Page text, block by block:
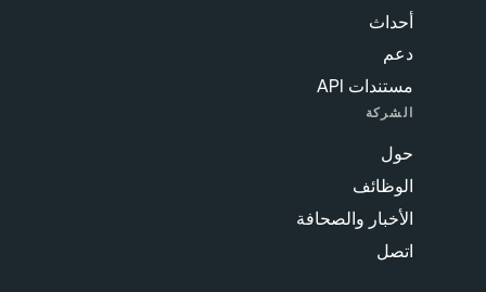
أحداث
مستندات API
الشركة
الوظائف
الأخبار والصحافة
اتصل